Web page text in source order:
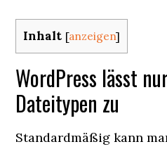
Inhalt [anzeigen]
WordPress lässt
Dateitypen zu
Standardmäßig kann